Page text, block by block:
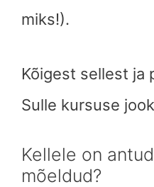
miks!).
Kõigest sellest ja
Sulle kursuse
Kellele on
mõeldud?